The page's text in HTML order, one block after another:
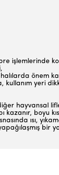
işlemlerinde
önem
kullanım yeri
hayvansal
kaza­nır, boyu
ısı,
bir